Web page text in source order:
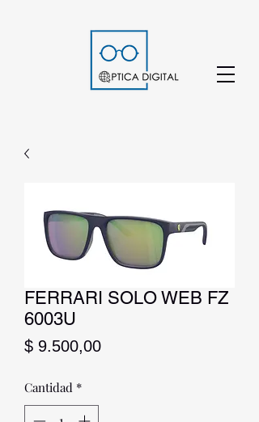
FERRARI SOLO WEB FZ
6003U
$ 9.500,00Precio
Cantidad *